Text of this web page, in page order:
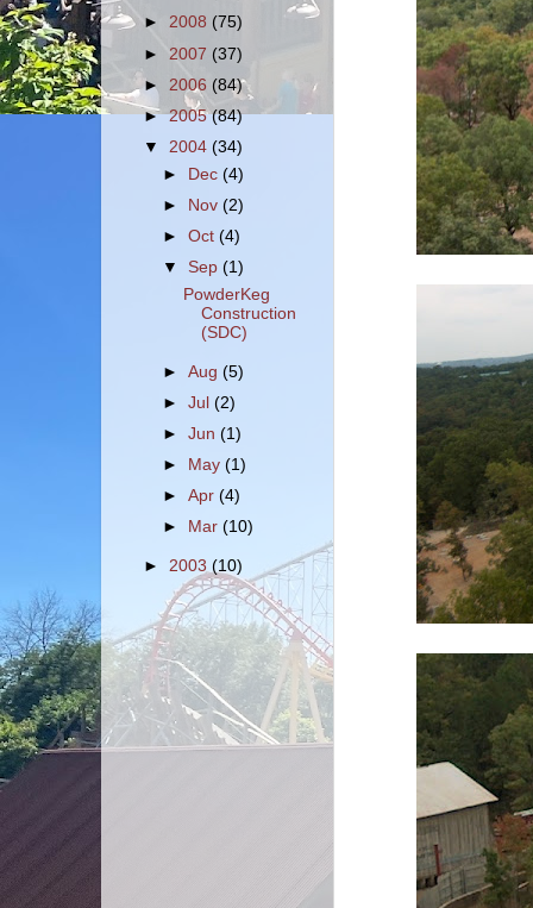
► 2008 (75)
► 2007 (37)
► 2006 (84)
►2005(84)
▼ 2004 (34)
► Dec(4)
►
Nov(2)
►Oct(4)
▼Sep(1)
PowderKeg
Construction
(SDC)
►Aug(5)
►Jul(2)
►Jun(1)
►
May(1)
►Apr(4)
►
Mar(10)
► 2003 (10)